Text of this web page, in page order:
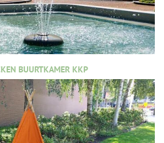
BUURTKAMER KKP